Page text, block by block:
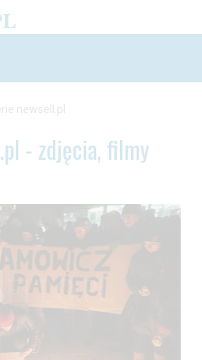
newsell.pl
- zdjęcia, filmy